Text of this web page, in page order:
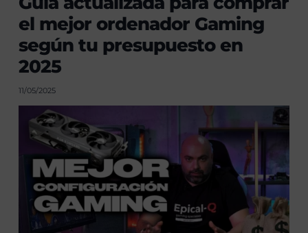
el mejor ordenador Gaming
según tu presupuesto en
2025
11/05/2025